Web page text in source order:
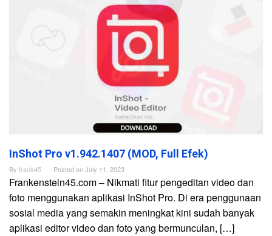
InShot Pro v1.942.1407 (MOD, Full Efek)
By frank45 Posted onJuly 11, 2023
Frankenstein45.com – Nikmati fitur pengeditan video dan
foto menggunakan aplikasi InShot Pro. Di era penggunaan
sosial media yang semakin meningkat kini sudah banyak
aplikasi editor video dan foto yang bermunculan, […]